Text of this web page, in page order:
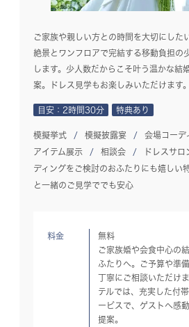
ご家族や親しい方との時間を大切にした
絶景とワンフロアで完結する移動負担の
します。少人数だからこそ叶う温かな結
案。ドレス見学もお楽しみいただけます。
目安：2時間30分 特典あり
模擬挙式 模擬披露宴 会場コーデ
アイテム展示
相談会 ドレスサロ
ディングをご検討のおふたりにも嬉しい
と一緒のご見学ででも安心
料金
無料
ご家族婚や会食中心の
ふたりへ。ご予算や準
丁寧にご相談いただけ
テルでは、充実した付
ービスで、ゲストへ感
提案。